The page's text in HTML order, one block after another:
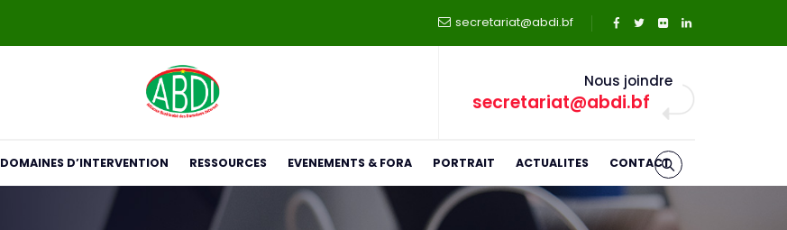
secretariat@abdi.bf
Nous joindre
secretariat@abdi.bf
DOMAINES D’INTERVENTION RESSOURCES EVENEMENTS & FORA PORTRAIT ACTUALITES CONTACT